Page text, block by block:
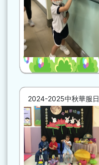
2024-2025中秋華服日